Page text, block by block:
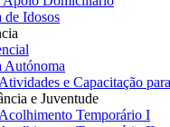
de Idosos
Autónoma
e Capacitação
e Juventude
Temporário I